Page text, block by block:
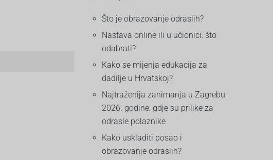
Što je obrazovanje odraslih?
Nastava online ili u učionici: što
odabrati?
Kako se mijenja edukacija za
dadilje u Hrvatskoj?
Najtraženija zanimanja u Zagrebu
2026. godine: gdje su prilike za
odrasle polaznike
Kako uskladiti posao i
obrazovanje odraslih?